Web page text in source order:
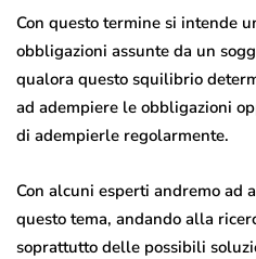
Con questo termine si intende
obbligazioni assunte da un
qualora questo squilibrio
ad adempiere le obbligazioni
di adempierle regolarmente.
Con alcuni esperti andremo ad
questo tema, andando alla
soprattutto delle possibili